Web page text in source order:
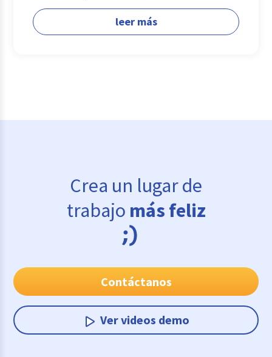
leer más
Crea un lugar de
trabajo más feliz
Contáctanos
Ver videos demo